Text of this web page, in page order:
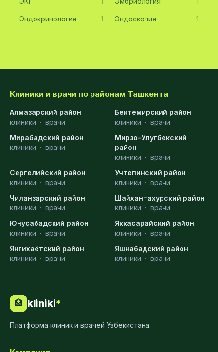
Эндокринология 1 Эндоскопия 1
Клиники и врачи по районам Ташкента
Алмазарский район
клиники · врачи
Бектемирский район
клиники · врачи
Мирабадский район
клиники · врачи
Мирзо-Улугбекский
район
клиники · врачи
Сергелийский район
клиники · врачи
Учтепинский район
клиники · врачи
Чиланзарский район
клиники · врачи
Шайхантахурский район
клиники · врачи
Юнусабадский район
клиники · врачи
Яккасарайский район
клиники · врачи
Янгихаётский район
клиники · врачи
Яшнабадский район
клиники · врачи
🏥 kliniki*
Платформа клиник и врачей Узбекистана.